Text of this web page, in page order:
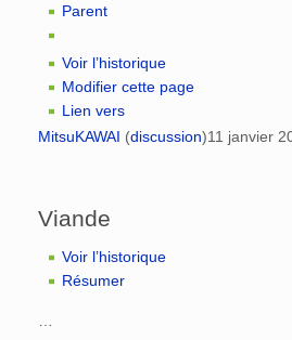
Parent
Voir l’historique
Modifier cette page
Lien vers
MitsuKAWAI (discussion)11 janvier
Viande
Voir l’historique
Résumer